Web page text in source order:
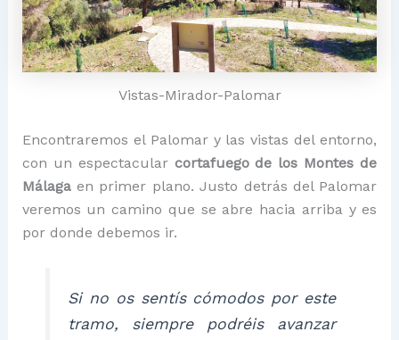
Vistas-Mirador-Palomar
Encontraremos el Palomar y las vistas del entorno,
con un espectacular cortafuego de los Montes de
Málagaen primer plano. Justo detrás del Palomar
veremos un camino que se abre hacia arriba y es
por donde debemos ir.
Si no os sentís cómodos por este
tramo, siempre podréis avanzar